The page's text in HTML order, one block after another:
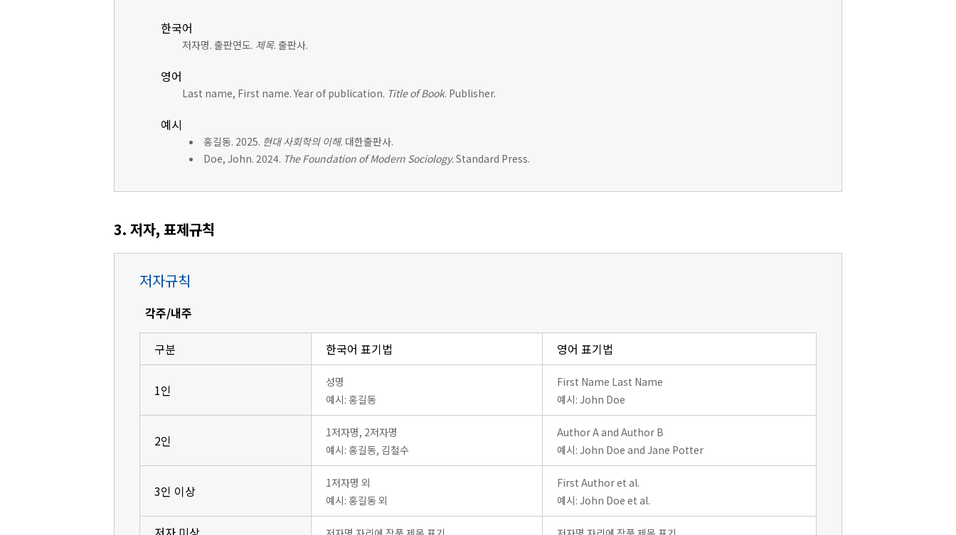
한국어
저자명. 출판연도. 제목. 출판사.
영어
Last name, First name. Year of publication. Title of Book. Publisher.
예시
홍길동. 2025. 현대 사회학의 이해. 대한출판사.
Doe, John. 2024. The Foundation of Modern Sociology. Standard Press.
3. 저자, 표제규칙
저자규칙
각주/내주
구분 한국어 표기법 영어 표기법
1인
성명
예시: 홍길동
First Name Last Name
예시: John Doe
2인
1저자명, 2저자명
예시: 홍길동, 김철수
Author A and Author B
예시: John Doe and Jane Potter
3인 이상
1저자명 외
예시: 홍길동 외
First Author et al.
예시: John Doe et al.